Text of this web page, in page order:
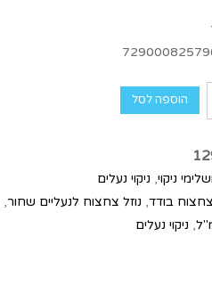
הוספה לסל
ניקוי, ניקוי נעלים
צחצוח בודד, נוזל צחצוח לנעליים שחור,
, ניקוי נעלים